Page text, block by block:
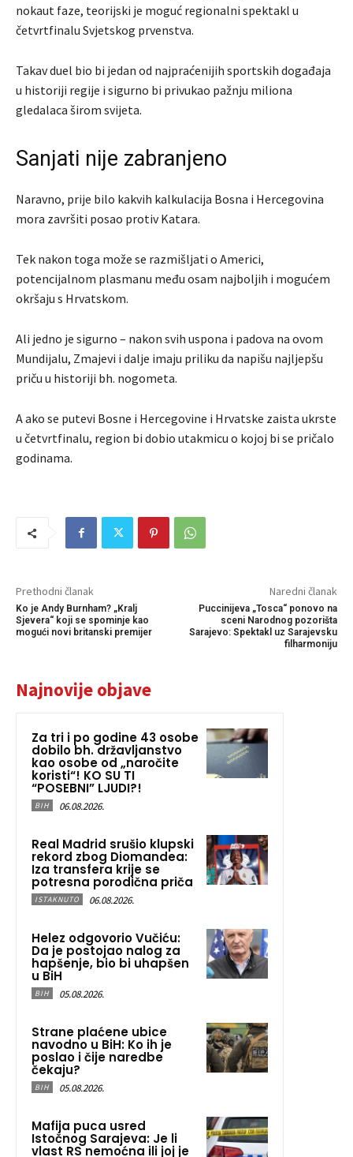
nokaut faze, teorijski je moguć regionalni spektakl u
četvrtfinalu Svjetskog prvenstva.
Takav duel bio bi jedan od najpraćenijih sportskih događaja
u historiji regije i sigurno bi privukao pažnju miliona
gledalaca širom svijeta.
Sanjati nije zabranjeno
Naravno, prije bilo kakvih kalkulacija Bosna i Hercegovina
mora završiti posao protiv Katara.
Tek nakon toga može se razmišljati o Americi,
potencijalnom plasmanu među osam najboljih i mogućem
okršaju s Hrvatskom.
Ali jedno je sigurno – nakon svih uspona i padova na ovom
Mundijalu, Zmajevi i dalje imaju priliku da napišu najljepšu
priču u historiji bh. nogometa.
A ako se putevi Bosne i Hercegovine i Hrvatske zaista ukrste
u četvrtfinalu, region bi dobio utakmicu o kojoj bi se pričalo
godinama.
Prethodni članak
Ko je Andy Burnham? „Kralj
Sjevera“ koji se spominje kao
mogući novi britanski premijer
Naredni članak
Puccinijeva „Tosca“ ponovo na
sceni Narodnog pozorišta
Sarajevo: Spektakl uz Sarajevsku
filharmoniju
Najnovije objave
Za tri i po godine 43 osobe
dobilo bh. državljanstvo
kao osobe od „naročite
koristi“! KO SU TI
“POSEBNI” LJUDI?!
BIH 06.08.2026.
Real Madrid srušio klupski
rekord zbog Diomandea:
Iza transfera krije se
potresna porodična priča
ISTAKNUTO 06.08.2026.
Helez odgovorio Vučiću:
Da je postojao nalog za
hapšenje, bio bi uhapšen
u BiH
BIH 05.08.2026.
Strane plaćene ubice
navodno u BiH: Ko ih je
poslao i čije naredbe
čekaju?
BIH 05.08.2026.
Mafija puca usred
Istočnog Sarajeva: Je li
vlast RS nemoćna ili joj je